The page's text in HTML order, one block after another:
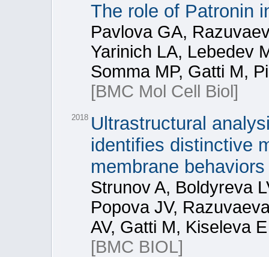
The role of Patronin
Pavlova GA,
Yarinich LA, Lebedev
Somma MP, Gatti M,
[BMC Mol Cell Biol]
2018 Ultrastructural
identifies distinctive
membrane behaviors
Strunov A, Boldyreva
Popova JV,
AV, Gatti M, Kiseleva E
[BMC BIOL]